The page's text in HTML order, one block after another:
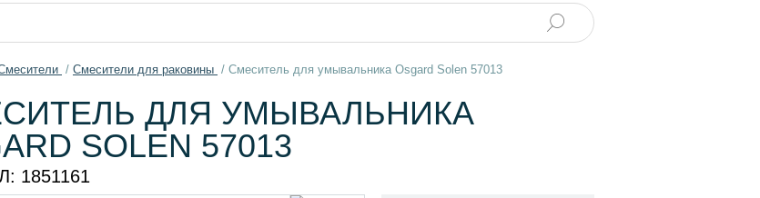
/ Смесители для раковины / Смеситель для умывальника Osgard Solen 57013
ДЛЯ УМЫВАЛЬНИКА
SOLEN 57013
1851161